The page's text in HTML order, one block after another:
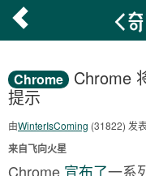
Chrome
Chrome
提示
由WinterIsComing (31822) 发
来自飞向火星
Chrome 宣布了一系